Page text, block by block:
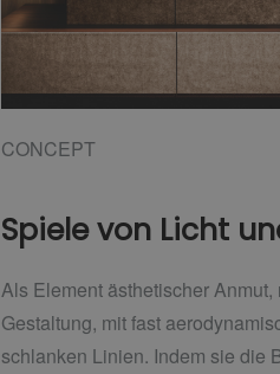
CONCEPT
Spiele von Licht
Als Element ästhetischer
Gestaltung, mit fast
schlanken Linien. Indem sie die